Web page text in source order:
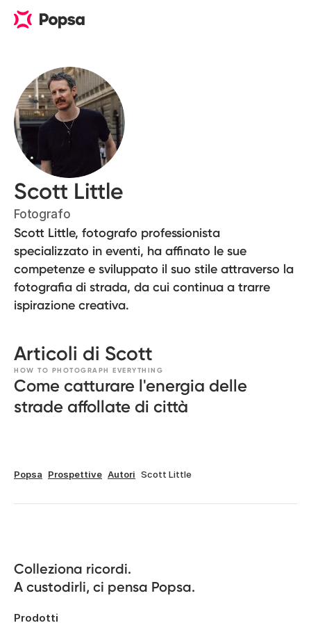
Scott Little
Fotografo
Scott Little, fotografo professionista
specializzato in eventi, ha affinato le sue
competenze e sviluppato il suo stile attraverso la
fotografia di strada, da cui continua a trarre
ispirazione creativa.
Articoli di Scott
HOW TO PHOTOGRAPH EVERYTHING
Come catturare l'energia delle
strade affollate di città
Popsa Prospettive Autori Scott Little
Colleziona ricordi.
A custodirli, ci pensa Popsa.
Prodotti